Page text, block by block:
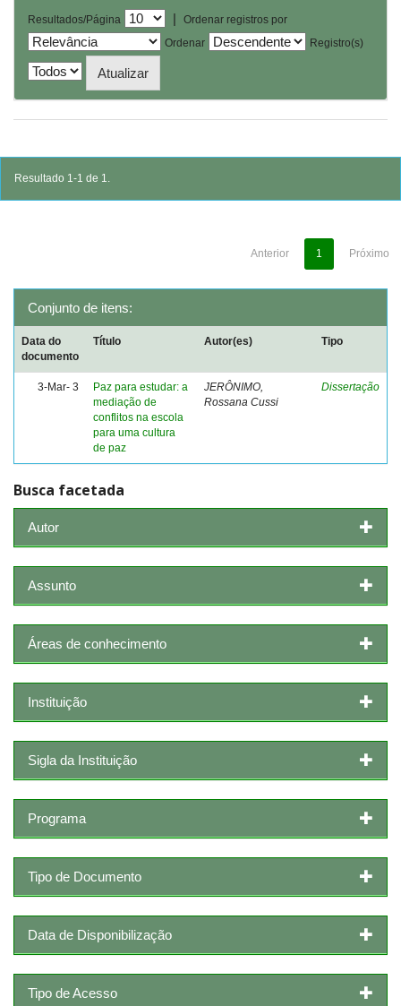
Resultados/Página |
Ordenar registros por
Ordenar
Registro(s)
Resultado 1-1 de 1.
Anterior 1 Próximo
Conjunto de itens:
Data do
documento
Título Autor(es) Tipo
3-Mar- 3
Paz para estudar: a
mediação de
conflitos na escola
para uma cultura
de paz
JERÔNIMO,
Rossana Cussi
Dissertação
Busca facetada
Autor
Assunto
Áreas de conhecimento
Instituição
Sigla da Instituição
Programa
Tipo de Documento
Data de Disponibilização
Tipo de Acesso